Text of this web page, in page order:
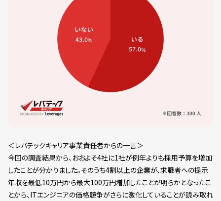
＜レバテックキャリア事業責任者からの一言＞
今回の調査結果から、おおよそ4社に1社が例年よりも採用予算を増加
したことが分かりました。そのうち4割以上の企業が、求職者への提示
年収を最低10万円から最大100万円増加したことが明らかとなったこ
とから、ITエンジニアの価格競争がさらに激化していることが読み取れ